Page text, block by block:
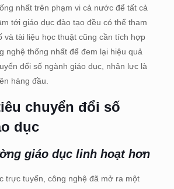
nhất trên phạm vi cả nước để tất cả
tới giáo dục đào tạo đều có thể tham
và tài liệu học thuật cũng cần tích hợp
nghệ thống nhất để đem lại hiệu quả
đổi số ngành giáo dục, nhân lực là
hàng đầu.
chuyển đổi số
dục
giáo dục linh hoạt hơn
trực tuyến, công nghệ đã mở ra một